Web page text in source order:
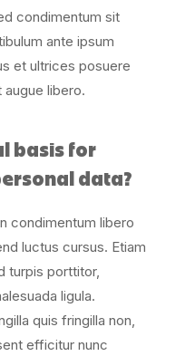
condimentum sit
ante ipsum
et ultrices posuere
libero.
basis for
data?
condimentum libero
luctus cursus. Etiam
turpis porttitor,
ligula.
quis fringilla non,
efficitur nunc